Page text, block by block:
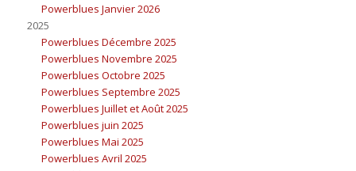
Powerblues Janvier 2026
2025
Powerblues Décembre 2025
Powerblues Novembre 2025
Powerblues Octobre 2025
Powerblues Septembre 2025
Powerblues Juillet et Août 2025
Powerblues juin 2025
Powerblues Mai 2025
Powerblues Avril 2025